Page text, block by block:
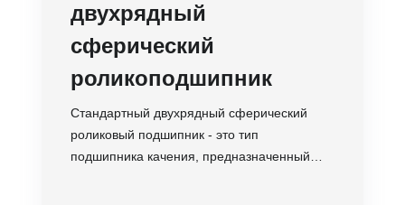
двухрядный
сферический
роликоподшипник
Стандартный двухрядный сферический
роликовый подшипник - это тип
подшипника качения, предназначенный